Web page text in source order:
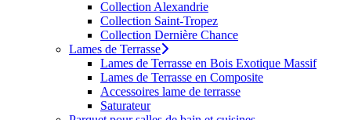
Collection Alexandrie
Collection Saint-Tropez
Collection Dernière Chance
Lames de Terrasse
Lames de Terrasse en Bois Exotique Massif
Lames de Terrasse en Composite
Accessoires lame de terrasse
Saturateur